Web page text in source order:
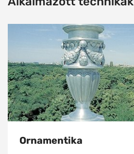
Ornamentika